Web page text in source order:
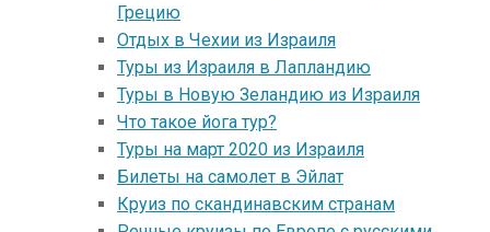
Грецию
Отдых в Чехии из Израиля
Туры из Израиля в Лапландию
Туры в Новую Зеландию из Израиля
Что такое йога тур?
Туры на март 2020 из Израиля
Билеты на самолет в Эйлат
Круиз по скандинавским странам